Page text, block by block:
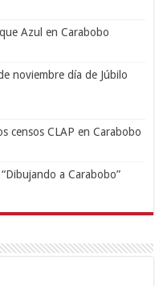
Azul en Carabobo
noviembre día de Júbilo
censos CLAP en Carabobo
a Carabobo”